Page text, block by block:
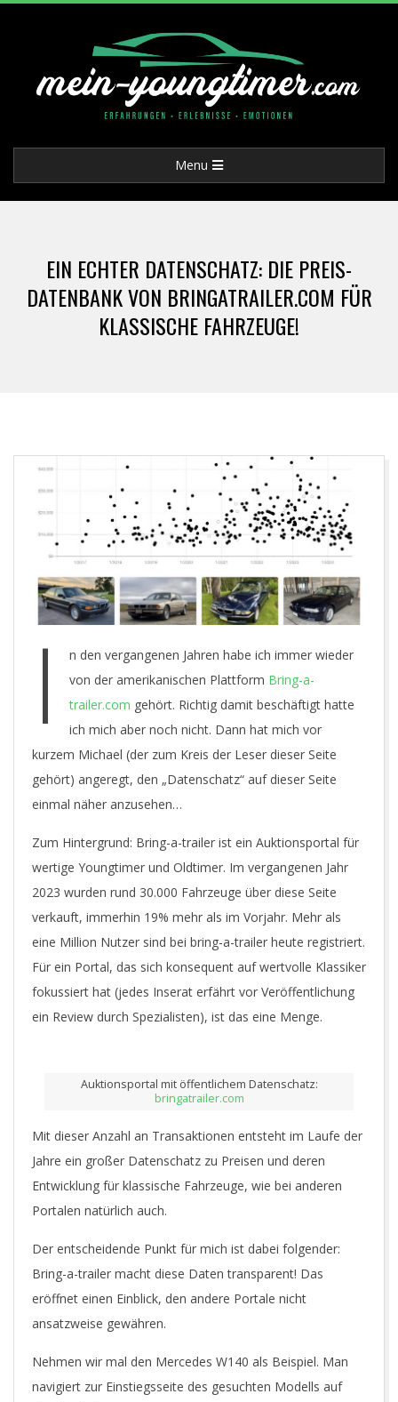
M
E
N
O
G
M
R
C
O
M
Navigation
Menu
EIN ECHTER DATENSCHATZ: DIE PREIS-
DATENBANK VON BRINGATRAILER.COM FÜR
KLASSISCHE FAHRZEUGE!
I
n den vergangenen Jahren habe ich immer wieder
von der amerikanischen Plattform Bring-a-
trailer.com gehört. Richtig damit beschäftigt hatte
ich mich aber noch nicht. Dann hat mich vor
kurzem Michael (der zum Kreis der Leser dieser Seite
gehört) angeregt, den „Datenschatz“ auf dieser Seite
einmal näher anzusehen…
Zum Hintergrund: Bring-a-trailer ist ein Auktionsportal für
wertige Youngtimer und Oldtimer. Im vergangenen Jahr
2023 wurden rund 30.000 Fahrzeuge über diese Seite
verkauft, immerhin 19% mehr als im Vorjahr. Mehr als
eine Million Nutzer sind bei bring-a-trailer heute registriert.
Für ein Portal, das sich konsequent auf wertvolle Klassiker
fokussiert hat (jedes Inserat erfährt vor Veröffentlichung
ein Review durch Spezialisten), ist das eine Menge.
Auktionsportal mit öffentlichem Datenschatz:
bringatrailer.com
Mit dieser Anzahl an Transaktionen entsteht im Laufe der
Jahre ein großer Datenschatz zu Preisen und deren
Entwicklung für klassische Fahrzeuge, wie bei anderen
Portalen natürlich auch.
Der entscheidende Punkt für mich ist dabei folgender:
Bring-a-trailer macht diese Daten transparent! Das
eröffnet einen Einblick, den andere Portale nicht
ansatzweise gewähren.
Nehmen wir mal den Mercedes W140 als Beispiel. Man
navigiert zur Einstiegsseite des gesuchten Modells auf